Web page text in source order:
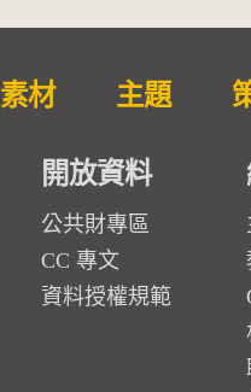
素材 主題
開放資料
公共財專區
CC 專文
資料授權規範